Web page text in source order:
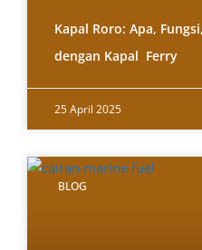
Kapal Roro: Apa,
dengan Kapal Ferry
25 April 2025
BLOG